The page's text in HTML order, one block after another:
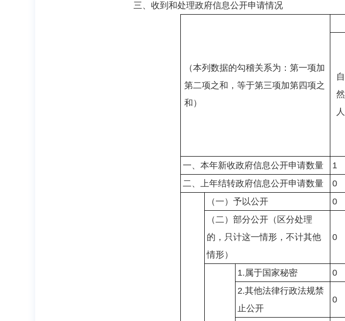
三、收到和处理政府信息公开申请情况
（本列数据的勾稽关系为：第一项加
第二项之和，等于第三项加第四项之
和）
自
然
人
一、本年新收政府信息公开申请数量 1
二、上年结转政府信息公开申请数量
0
（一）予以公开 0
（二）部分公开（区分处理
的，只计这一情形，不计其他
情形）
0
1.属于国家秘密 0
2.其他法律行政法规禁
止公开
0